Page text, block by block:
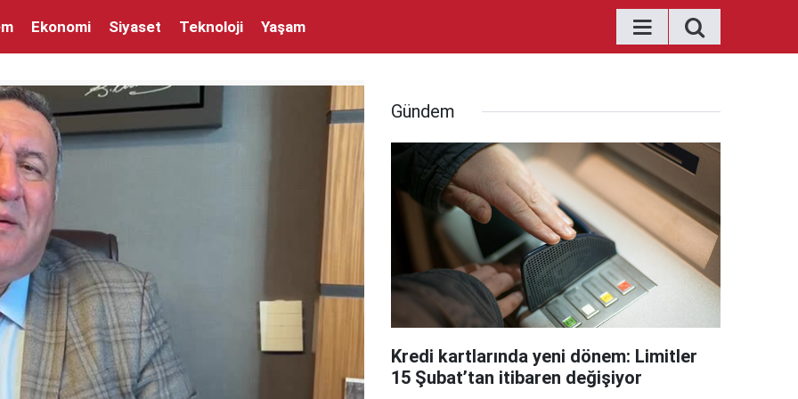
Ekonomi Siyaset Teknoloji Yaşam
Gündem
Kredi kartlarında yeni dönem: Limitler
15 Şubat’tan itibaren değişiyor